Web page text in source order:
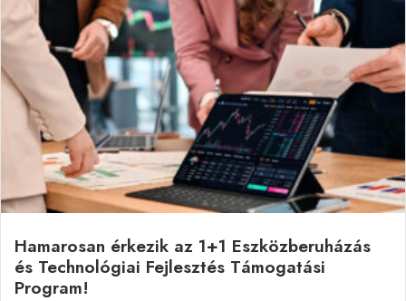
Hamarosan érkezik az 1+1 Eszközberuházás
és Technológiai Fejlesztés Támogatási
Program!